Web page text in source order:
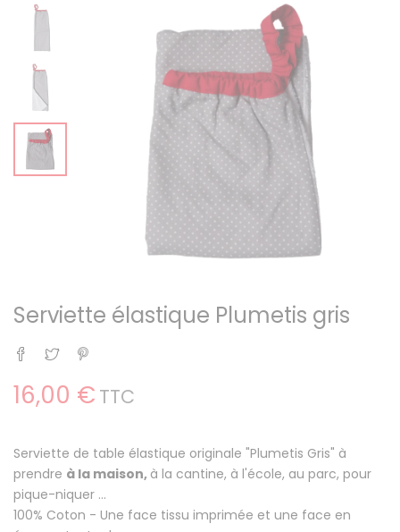
Serviette élastique Plumetis gris
Partager
Tweet
16,00 € TTC
Serviette de table élastique originale "Plumetis Gris" à
prendre à la maison, à la cantine, à l'école, au parc, pour
pique-niquer ...
100% Coton - Une face tissu imprimée et une face en